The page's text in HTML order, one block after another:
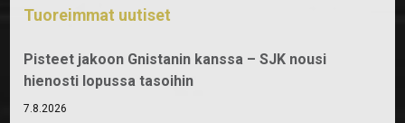
Tuoreimmat uutiset
Pisteet jakoon Gnistanin kanssa – SJK nousi
hienosti lopussa tasoihin
7.8.2026